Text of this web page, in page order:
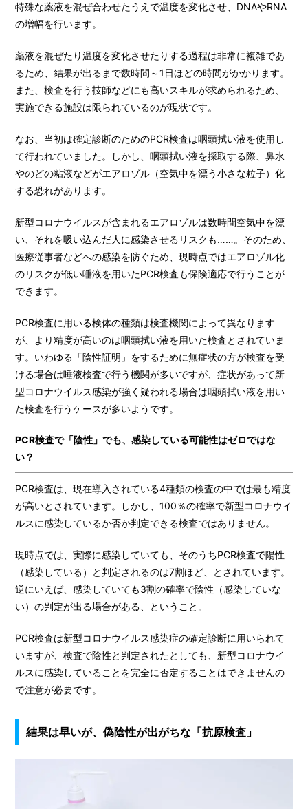
特殊な薬液を混ぜ合わせたうえで温度を変化させ、DNAやRNA
の増幅を行います。
薬液を混ぜたり温度を変化させたりする過程は非常に複雑であ
るため、結果が出るまで数時間～1日ほどの時間がかかります。
また、検査を行う技師などにも高いスキルが求められるため、
実施できる施設は限られているのが現状です。
なお、当初は確定診断のためのPCR検査は咽頭拭い液を使用し
て行われていました。しかし、咽頭拭い液を採取する際、鼻水
やのどの粘液などがエアロゾル（空気中を漂う小さな粒子）化
する恐れがあります。
新型コロナウイルスが含まれるエアロゾルは数時間空気中を漂
い、それを吸い込んだ人に感染させるリスクも……。そのため、
医療従事者などへの感染を防ぐため、現時点ではエアロゾル化
のリスクが低い唾液を用いたPCR検査も保険適応で行うことが
できます。
PCR検査に用いる検体の種類は検査機関によって異なります
が、より精度が高いのは咽頭拭い液を用いた検査とされていま
す。いわゆる「陰性証明」をするために無症状の方が検査を受
ける場合は唾液検査で行う機関が多いですが、症状があって新
型コロナウイルス感染が強く疑われる場合は咽頭拭い液を用い
た検査を行うケースが多いようです。
PCR検査で「陰性」でも、感染している可能性はゼロではな
い？
PCR検査は、現在導入されている4種類の検査の中では最も精度
が高いとされています。しかし、100％の確率で新型コロナウイ
ルスに感染しているか否か判定できる検査ではありません。
現時点では、実際に感染していても、そのうちPCR検査で陽性
（感染している）と判定されるのは7割ほど、とされています。
逆にいえば、感染していても3割の確率で陰性（感染していな
い）の判定が出る場合がある、ということ。
PCR検査は新型コロナウイルス感染症の確定診断に用いられて
いますが、検査で陰性と判定されたとしても、新型コロナウイ
ルスに感染していることを完全に否定することはできませんの
で注意が必要です。
結果は早いが、偽陰性が出がちな「抗原検査」